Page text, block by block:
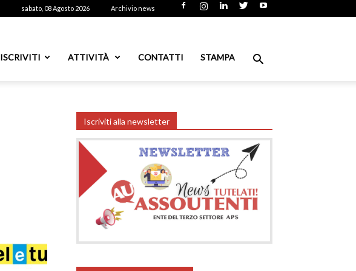
sabato, 08 Agosto 2026 Archivio news
ISCRIVITI ATTIVITÀ CONTATTI STAMPA
Iscriviti alla newsletter